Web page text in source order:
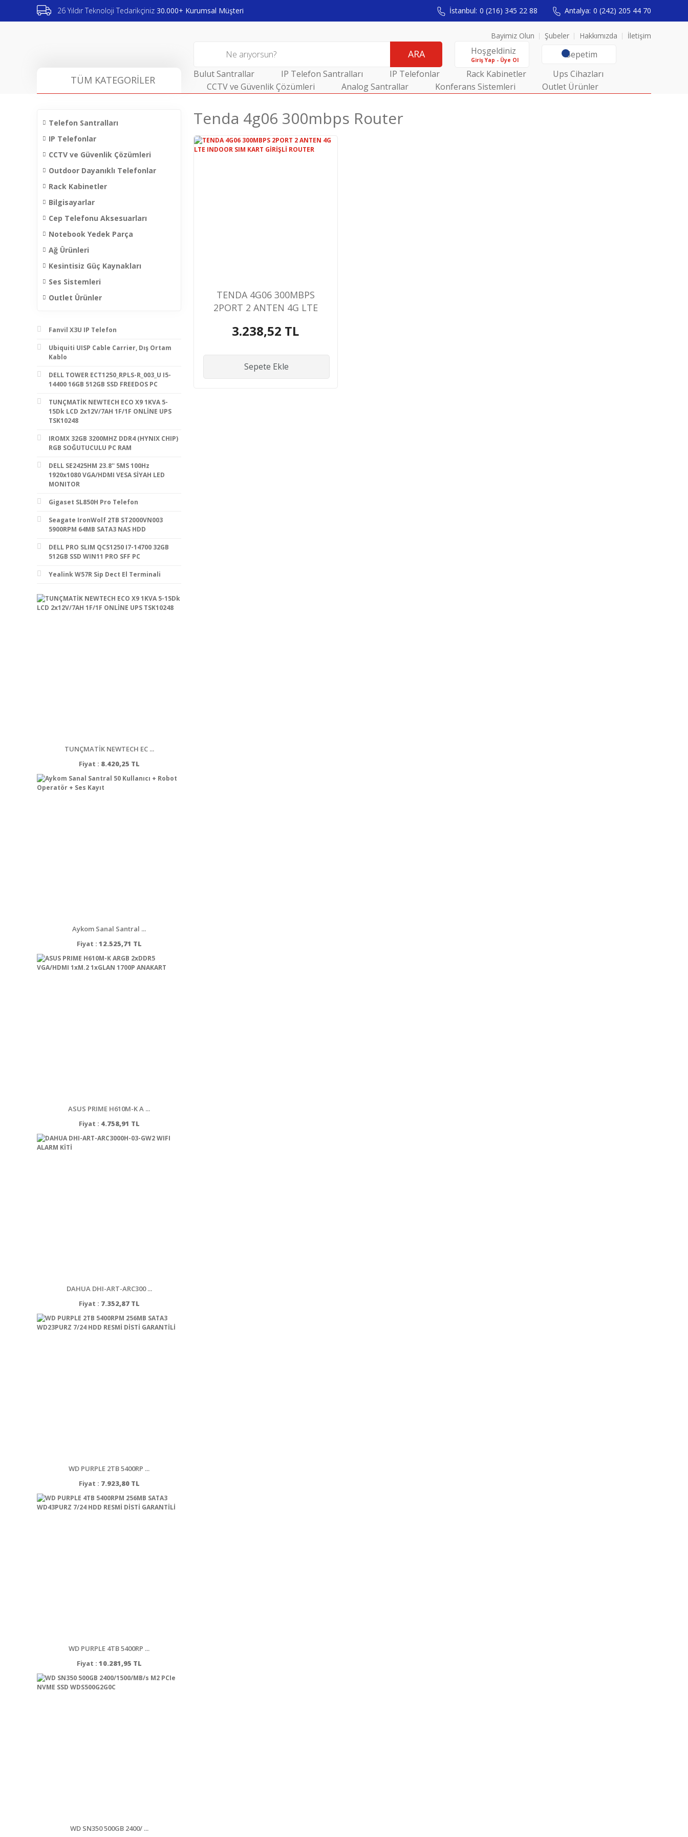
26 Yıldır Teknoloji Tedarikçiniz 30.000+ Kurumsal Müşteri İstanbul: 0 (216) 345 22 88 Antalya: 0 (242) 205 44 70
Bayimiz Olun Şubeler Hakkımızda İletişim
ARA Hoşgeldiniz
Giriş Yap - Üye Ol Sepetim
TÜM KATEGORİLER Bulut Santrallar IP Telefon Santralları IP Telefonlar Rack Kabinetler
Ups Cihazları
CCTV ve Güvenlik Çözümleri
Analog Santrallar Konferans Sistemleri Outlet Ürünler
Telefon Santralları
IP Telefonlar
CCTV ve Güvenlik Çözümleri
Outdoor Dayanıklı Telefonlar
Rack Kabinetler
Bilgisayarlar
Cep Telefonu Aksesuarları
Notebook Yedek Parça
Ağ Ürünleri
Kesintisiz Güç Kaynakları
Ses Sistemleri
Outlet Ürünler
Fanvil X3U IP Telefon
Ubiquiti UISP Cable Carrier, Dış Ortam
Kablo
DELL TOWER ECT1250_RPLS-R_003_U I5-
14400 16GB 512GB SSD FREEDOS PC
TUNÇMATİK NEWTECH ECO X9 1KVA 5-
15Dk LCD 2x12V/7AH 1F/1F ONLİNE UPS
TSK10248
IROMX 32GB 3200MHZ DDR4 (HYNIX CHIP)
RGB SOĞUTUCULU PC RAM
DELL SE2425HM 23.8'' 5MS 100Hz
1920x1080 VGA/HDMI VESA SİYAH LED
MONITOR
Gigaset SL850H Pro Telefon
Seagate IronWolf 2TB ST2000VN003
5900RPM 64MB SATA3 NAS HDD
DELL PRO SLIM QCS1250 I7-14700 32GB
512GB SSD WIN11 PRO SFF PC
Yealink W57R Sip Dect El Terminali
TUNÇMATİK NEWTECH EC ...
Fiyat : 8.420,25 TL
Aykom Sanal Santral ...
Fiyat : 12.525,71 TL
ASUS PRIME H610M-K A ...
Fiyat : 4.758,91 TL
DAHUA DHI-ART-ARC300 ...
Fiyat : 7.352,87 TL
WD PURPLE 2TB 5400RP ...
Fiyat : 7.923,80 TL
WD PURPLE 4TB 5400RP ...
Fiyat : 10.281,95 TL
WD SN350 500GB 2400/ ...
Tenda 4g06 300mbps Router
TENDA 4G06 300MBPS
2PORT 2 ANTEN 4G LTE
ROUTER
3.238,52 TL
Sepete Ekle